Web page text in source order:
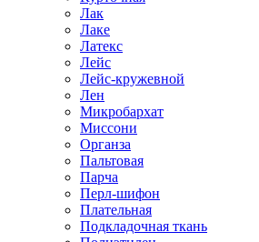
Лак
Лаке
Латекс
Лейс
Лейс-кружевной
Лен
Микробархат
Миссони
Органза
Пальтовая
Парча
Перл-шифон
Плательная
Подкладочная ткань